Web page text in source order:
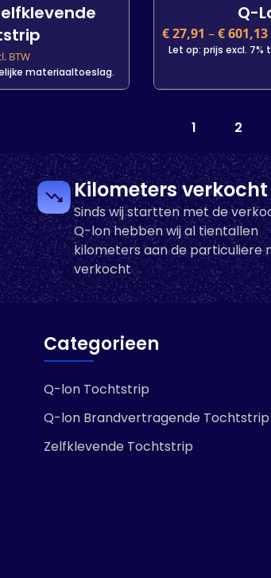
BTW
materiaaltoeslag.
materiaaltoeslag.
7 m
+
Q-
€27,91 –€601,13
Let op: prijs excl.
Q-
27,91
Let op: prijs excl.
Kleur
Lengte 25 m
-
In den
1 2
Kilometers verkocht
Sinds wij startten met de
Q-lon hebben wij al tientallen
kilometers aan de particuliere
verkocht
Categorieen
Q-lon Tochtstrip
Q-lon Brandvertragende Tochtstrip
Zelfklevende Tochtstrip